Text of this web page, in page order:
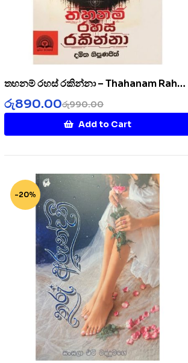
තහනම් රහස් රකින්නා – Thahanam Rahas
Rakinnaa
රු990.00
රු890.00
Add to Cart
-20%